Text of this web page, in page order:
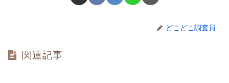
どこどこ調査員
関連記事